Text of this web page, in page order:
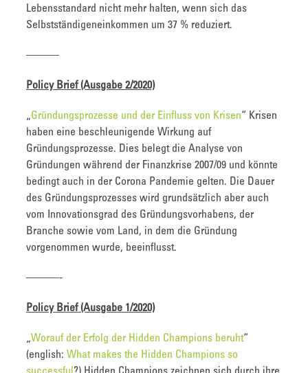
Lebensstandard nicht mehr halten, wenn sich das
Selbstständigeneinkommen um 37 % reduziert.
———
Policy Brief (Ausgabe 2/2020)
„Gründungsprozesse und der Einfluss von Krisen“ Krisen
haben eine beschleunigende Wirkung auf
Gründungsprozesse. Dies belegt die Analyse von
Gründungen während der Finanzkrise 2007/09 und könnte
bedingt auch in der Corona Pandemie gelten. Die Dauer
des Gründungsprozesses wird grundsätzlich aber auch
vom Innovationsgrad des Gründungsvorhabens, der
Branche sowie vom Land, in dem die Gründung
vorgenommen wurde, beeinflusst.
———-
Policy Brief (Ausgabe 1/2020)
„Worauf der Erfolg der Hidden Champions beruht“
(english: What makes the Hidden Champions so